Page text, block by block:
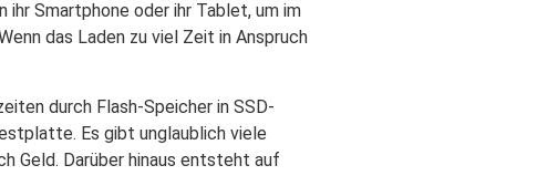
Smartphone oder ihr Tablet, um im
das Laden zu viel Zeit in Anspruch
durch Flash-Speicher in SSD-
Es gibt unglaublich viele
Geld. Darüber hinaus entsteht auf